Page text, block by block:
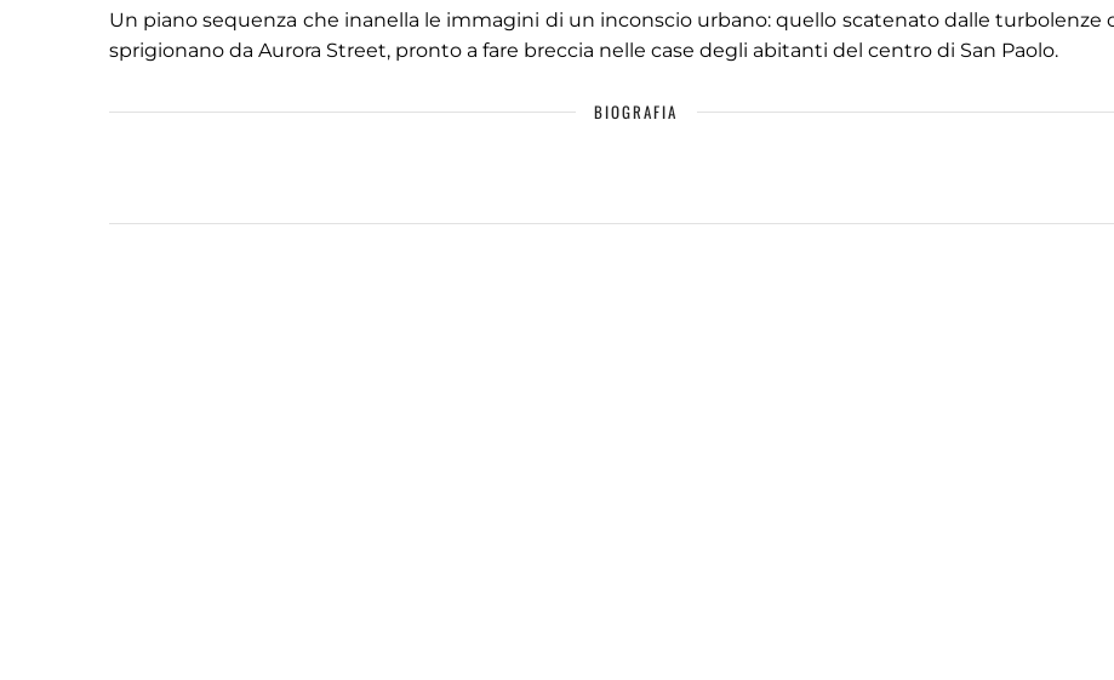
Un piano sequenza che inanella le immagini di un inconscio urbano: quello scatenato dalle turbolenze
sprigionano da Aurora Street, pronto a fare breccia nelle case degli abitanti del centro di San Paolo.
BIOGRAFIA